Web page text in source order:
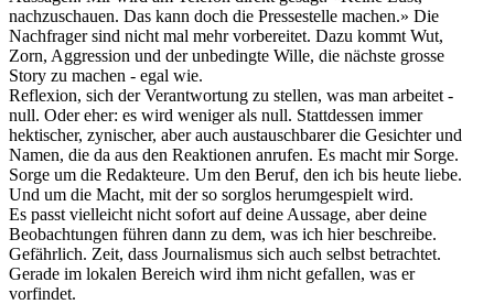
nachzuschauen. Das kann doch die Pressestelle machen.» Die
Nachfrager sind nicht mal mehr vorbereitet. Dazu kommt Wut,
Zorn, Aggression und der unbedingte Wille, die nächste grosse
Story zu machen - egal wie.
Reflexion, sich der Verantwortung zu stellen, was man arbeitet -
null. Oder eher: es wird weniger als null. Stattdessen immer
hektischer, zynischer, aber auch austauschbarer die Gesichter und
Namen, die da aus den Reaktionen anrufen. Es macht mir Sorge.
Sorge um die Redakteure. Um den Beruf, den ich bis heute liebe.
Und um die Macht, mit der so sorglos herumgespielt wird.
Es passt vielleicht nicht sofort auf deine Aussage, aber deine
Beobachtungen führen dann zu dem, was ich hier beschreibe.
Gefährlich. Zeit, dass Journalismus sich auch selbst betrachtet.
Gerade im lokalen Bereich wird ihm nicht gefallen, was er
vorfindet.